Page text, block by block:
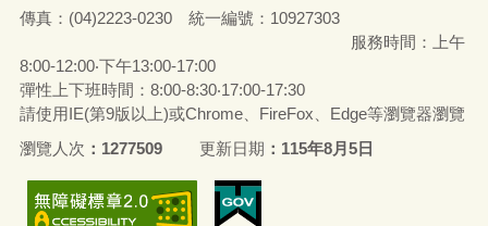
傳真：(04)2223-0230 統一編號 ： 10927303
服務時間：上午
8:00-12:00‧下午13:00-17:00
彈性上下班時間：8:00-8:30‧17:00-17:30
請使用IE(第9版以上)或Chrome、FireFox、Edge等瀏覽器瀏覽
瀏覽人次
1277509 更新日期 115年8月5日